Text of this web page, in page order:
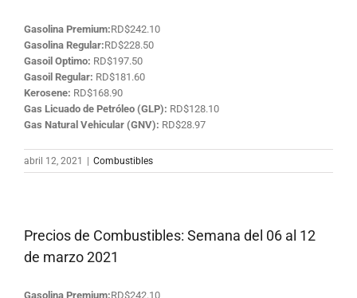
Gasolina Premium:RD$242.10
Gasolina Regular:RD$228.50
Gasoil Optimo: RD$197.50
Gasoil Regular: RD$181.60
Kerosene: RD$168.90
Gas Licuado de Petróleo (GLP): RD$128.10
Gas Natural Vehicular (GNV): RD$28.97
abril 12, 2021 Combustibles
Precios de Combustibles: Semana del 06 al 12
de marzo 2021
Gasolina Premium:RD$242.10